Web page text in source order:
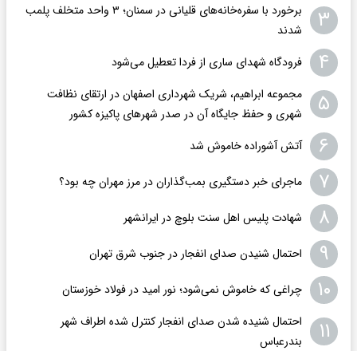
۳
برخورد با سفره‌خانه‌های قلیانی در سمنان؛ ۳ واحد متخلف پلمب
شدند
۴ فرودگاه ‌شهدای ساری از فردا تعطیل می‌شود
۵
مجموعه ابراهیم، شریک شهرداری اصفهان در ارتقای نظافت
شهری و حفظ جایگاه آن در صدر شهرهای پاکیزه کشور
۶ آتش آشوراده خاموش شد
۷ ماجرای خبر دستگیری بمب‌گذاران در مرز مهران چه بود؟
۸ شهادت پلیس اهل سنت بلوچ در ایرانشهر
۹ احتمال شنیدن صدای انفجار در جنوب شرق تهران
۱۰ چراغی که خاموش نمی‌شود؛ نور امید در فولاد خوزستان
۱۱
احتمال شنیده شدن صدای انفجار کنترل شده اطراف شهر
بندرعباس